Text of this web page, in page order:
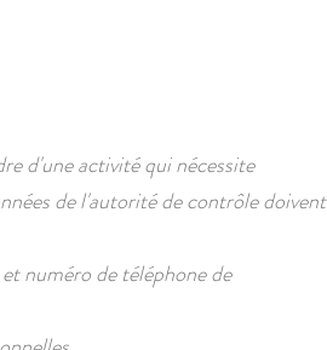
d'une activité qui nécessite
de l'autorité de contrôle doivent
numéro de téléphone de